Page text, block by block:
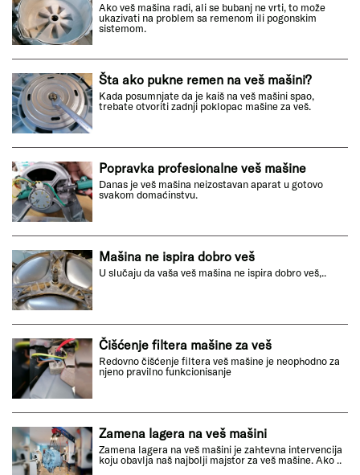
Ako veš mašina radi, ali se bubanj ne vrti, to može
ukazivati na problem sa remenom ili pogonskim
sistemom.
Šta ako pukne remen na veš mašini?
Kada posumnjate da je kaiš na veš mašini spao,
trebate otvoriti zadnji poklopac mašine za veš.
Popravka profesionalne veš mašine
Danas je veš mašina neizostavan aparat u gotovo
svakom domaćinstvu.
Mašina ne ispira dobro veš
U slučaju da vaša veš mašina ne ispira dobro veš,..
Čišćenje filtera mašine za veš
Redovno čišćenje filtera veš mašine je neophodno za
njeno pravilno funkcionisanje
Zamena lagera na veš mašini
Zamena lagera na veš mašini je zahtevna intervencija
koju obavlja naš najbolji majstor za veš mašine. Ako ..